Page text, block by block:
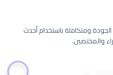
ومتكاملة باستخدام أحدث
والمختصين.